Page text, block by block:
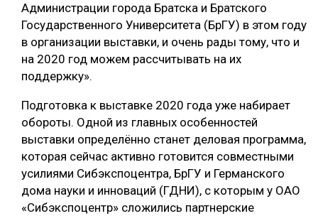
Администрации города Братска и Братского
Государственного Университета (БрГУ) в этом году
в организации выставки, и очень рады тому, что и
на 2020 год можем рассчитывать на их
поддержку».
Подготовка к выставке 2020 года уже набирает
обороты. Одной из главных особенностей
выставки определённо станет деловая программа,
которая сейчас активно готовится совместными
усилиями Сибэкспоцентра, БрГУ и Германского
дома науки и инноваций (ГДНИ), с которым у ОАО
«Сибэкспоцентр» сложились партнерские